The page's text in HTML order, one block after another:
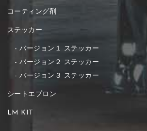
コーティング剤
ステッカー
バージョン１ ステッカー
バージョン２ ステッカー
バージョン３ ステッカー
シートエプロン
LM KIT